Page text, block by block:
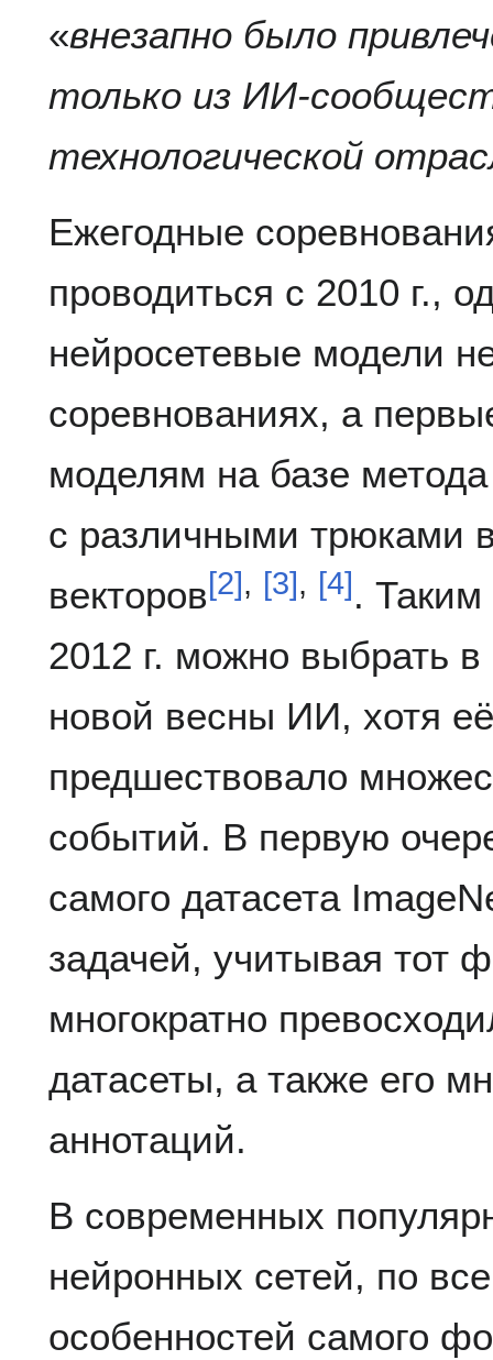
«внезапно было
только из
технологической
Ежегодные
проводиться с 2010 г.,
нейросетевые модели
соревнованиях, а
моделям на базе
с различными трюками
векторов[2], [3], [4] .
2012 г. можно выбрать
новой весны ИИ, хотя
предшествовало
событий. В первую
самого датасета
задачей, учитывая тот
многократно
датасеты, а также его
аннотаций.
В современных
нейронных сетей, по
особенностей самого